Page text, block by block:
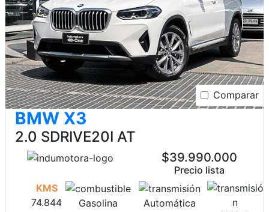
Comparar
BMW X3
2.0 SDRIVE20I AT
$39.990.000
Precio lista
KMS
74.844
Gasolina
Automática